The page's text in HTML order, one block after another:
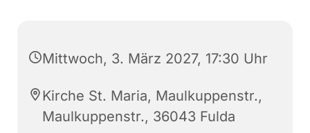
Mittwoch, 3. März 2027, 17:30 Uhr
Kirche St. Maria, Maulkuppenstr.,
Maulkuppenstr., 36043 Fulda